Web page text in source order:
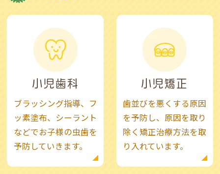
小児歯科
ブラッシング指導、フ
ッ素塗布、シーラント
などでお子様の虫歯を
予防していきます。
小児矯正
歯並びを悪くする原因
を予防し、原因を取り
除く矯正治療方法を取
り入れています。